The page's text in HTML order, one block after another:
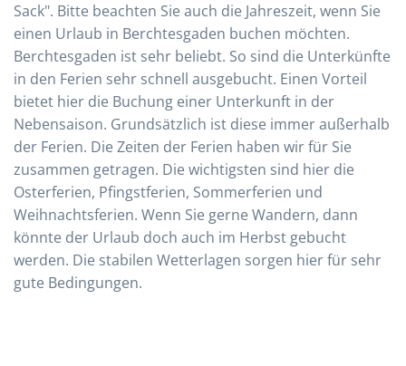
Sack". Bitte beachten Sie auch die Jahreszeit, wenn Sie
einen Urlaub in Berchtesgaden buchen möchten.
Berchtesgaden ist sehr beliebt. So sind die Unterkünfte
in den Ferien sehr schnell ausgebucht. Einen Vorteil
bietet hier die Buchung einer Unterkunft in der
Nebensaison. Grundsätzlich ist diese immer außerhalb
der Ferien. Die Zeiten der Ferien haben wir für Sie
zusammen getragen. Die wichtigsten sind hier die
Osterferien, Pfingstferien, Sommerferien und
Weihnachtsferien. Wenn Sie gerne Wandern, dann
könnte der Urlaub doch auch im Herbst gebucht
werden. Die stabilen Wetterlagen sorgen hier für sehr
gute Bedingungen.